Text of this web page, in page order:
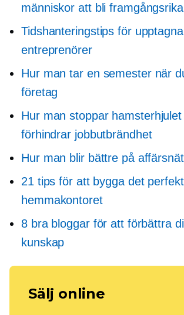
människor att bli framgångsrika
Tidshanteringstips för upptagna
entreprenörer
Hur man tar en semester när
företag
Hur man stoppar hamsterhjulet
förhindrar jobbutbrändhet
Hur man blir bättre på
21 tips för att bygga det
hemmakontoret
8 bra bloggar för att förbättra
kunskap
Sälj online